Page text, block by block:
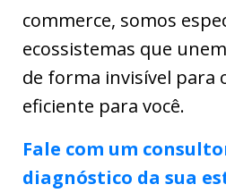
commerce, somos
ecossistemas que
de forma invisível para
eficiente para você.
Fale com um
diagnóstico da sua